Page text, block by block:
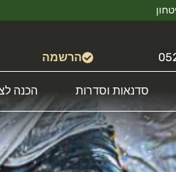
הרשמה
סדנאות וסדרות הכנה